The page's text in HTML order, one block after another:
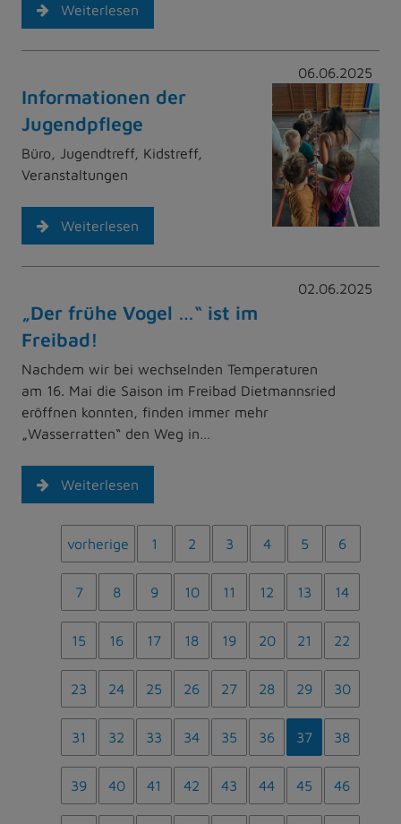
Weiterlesen
06.06.2025
Informationen der
Jugendpflege
Büro, Jugendtreff, Kidstreff,
Veranstaltungen
Weiterlesen
02.06.2025
„Der frühe Vogel …“ ist im
Freibad!
Nachdem wir bei wechselnden Temperaturen
am 16. Mai die Saison im Freibad Dietmannsried
eröffnen konnten, finden immer mehr
„Wasserratten“ den Weg in…
Weiterlesen
vorherige 1 2 3 4 5 6
7 8 9 10 11 12 13 14
15 16 17 18 19 20 21 22
23 24 25 26 27 28 29 30
31 32 33 34 35 36 37 38
39 40 41 42 43 44 45 46